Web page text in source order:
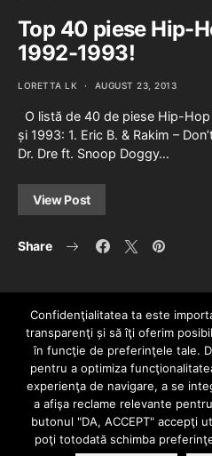
Top 40 piese Hip-
1992-1993!
LORETTA LK AUGUST 23, 2013
O listă de 40 de piese Hip-Hop
și 1993: 1. Eric B. & Rakim –
Dr. Dre ft. Snoop Doggy…
View Post
Share
HOME CONTACT
Since 2005 | Copyright by
ENTERTAINMENT SRL
Confidenţialitatea ta este
transparenţi și să îţi oferim
în funcţie de preferinţele tale.
pentru a optimiza
experienţa de navigare, a se
a afişa reclame relevante
butonul "DA, ACCEPT" accepţi
poţi totodată schimba